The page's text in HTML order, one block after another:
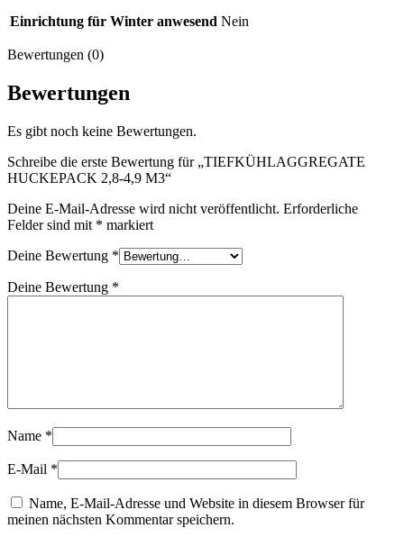
Einrichtung für Winter anwesend Nein
Bewertungen (0)
Bewertungen
Es gibt noch keine Bewertungen.
Schreibe die erste Bewertung für „TIEFKÜHLAGGREGATE
HUCKEPACK 2,8-4,9 M3“
Deine E-Mail-Adresse wird nicht veröffentlicht. Erforderliche
Felder sind mit * markiert
Deine Bewertung *
Deine Bewertung *
Name *
E-Mail *
Name, E-Mail-Adresse und Website in diesem Browser für
meinen nächsten Kommentar speichern.